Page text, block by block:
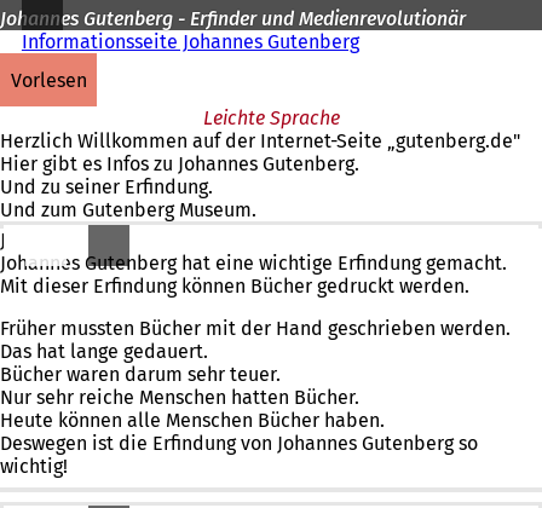
Johannes Gutenberg - Erfinder und Medienrevolutionär
Informationsseite Johannes Gutenberg
vorlesen
Leichte Sprache
Herzlich Willkommen auf der Internet-Seite „gutenberg.de"
Hier gibt es Infos zu Johannes Gutenberg.
Und zu seiner Erfindung.
Und zum Gutenberg Museum.
Johannes Gutenberg hat vor vielen 100 Jahren gelebt.
Johannes Gutenberg hat eine wichtige Erfindung gemacht.
Mit dieser Erfindung können Bücher gedruckt werden.
Früher mussten Bücher mit der Hand geschrieben werden.
Das hat lange gedauert.
Bücher waren darum sehr teuer.
Nur sehr reiche Menschen hatten Bücher.
Heute können alle Menschen Bücher haben.
Deswegen ist die Erfindung von Johannes Gutenberg so
wichtig!